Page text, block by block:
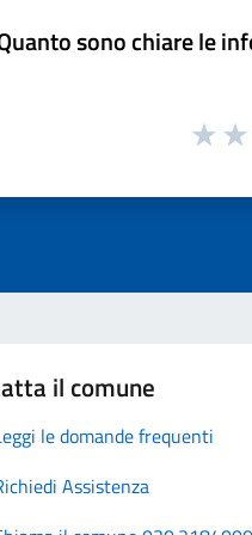
sono chiare le
il comune
le domande frequenti
Assistenza